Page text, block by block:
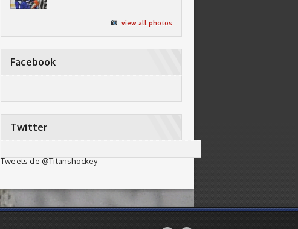
view all photos
Facebook
Twitter
Tweets de @Titanshockey